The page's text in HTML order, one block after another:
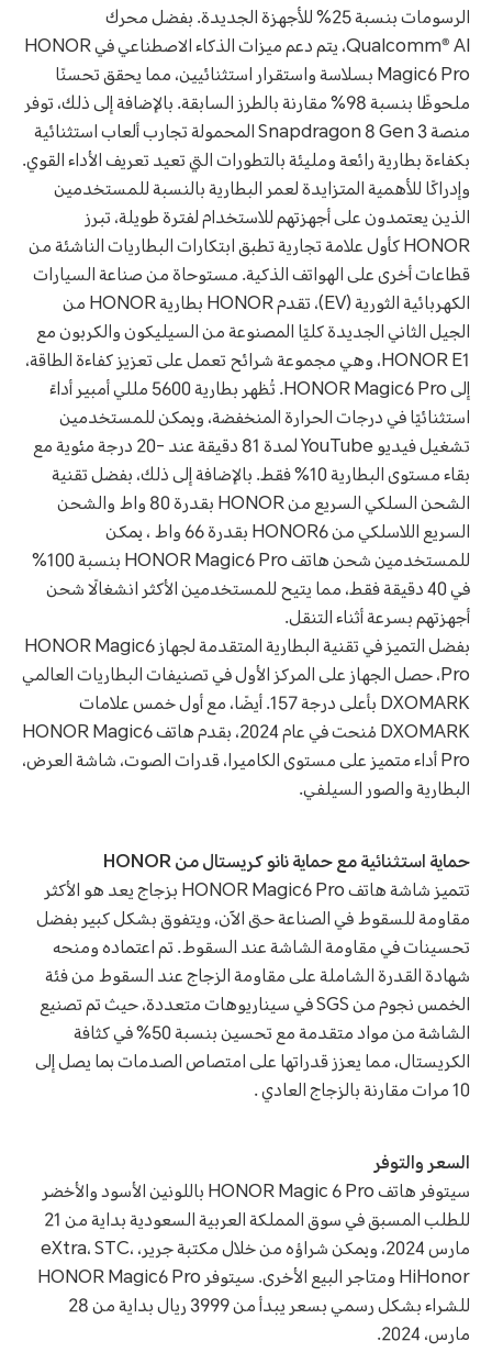
الرسومات بنسبة 25% للأجهزة الجديدة. بفضل محرك
Qualcomm® AI، يتم دعم ميزات الذكاء الاصطناعي في HONOR
Magic6 Pro بسلاسة واستقرار استثنائيين، مما يحقق تحسنًا
ملحوظًا بنسبة 98% مقارنة بالطرز السابقة. بالإضافة إلى ذلك، توفر
منصة Snapdragon 8 Gen 3 المحمولة تجارب ألعاب استثنائية
بكفاءة بطارية رائعة ومليئة بالتطورات التي تعيد تعريف الأداء القوي.
وإدراكًا للأهمية المتزايدة لعمر البطارية بالنسبة للمستخدمين
الذين يعتمدون على أجهزتهم للاستخدام لفترة طويلة، تبرز
HONOR كأول علامة تجارية تطبق ابتكارات البطاريات الناشئة من
قطاعات أخرى على الهواتف الذكية. مستوحاة من صناعة السيارات
الكهربائية الثورية (EV)، تقدم HONOR بطارية HONOR من
الجيل الثاني الجديدة كليًا المصنوعة من السيليكون والكربون مع
HONOR E1، وهي مجموعة شرائح تعمل على تعزيز كفاءة الطاقة،
إلى HONOR Magic6 Pro. تُظهر بطارية 5600 مللي أمبير أداءً
استثنائيًا في درجات الحرارة المنخفضة، ويمكن للمستخدمين
تشغيل فيديو YouTube لمدة 81 دقيقة عند -20 درجة مئوية مع
بقاء مستوى البطارية 10% فقط. بالإضافة إلى ذلك، بفضل تقنية
الشحن السلكي السريع من HONOR بقدرة 80 واط والشحن
السريع اللاسلكي من HONOR6 بقدرة 66 واط ، يمكن
للمستخدمين شحن هاتف HONOR Magic6 Pro بنسبة 100%
في 40 دقيقة فقط، مما يتيح للمستخدمين الأكثر انشغالًا شحن
أجهزتهم بسرعة أثناء التنقل.
بفضل التميز في تقنية البطارية المتقدمة لجهاز HONOR Magic6
Pro، حصل الجهاز على المركز الأول في تصنيفات البطاريات العالمي
DXOMARK بأعلى درجة 157. أيضًا، مع أول خمس علامات
DXOMARK مُنحت في عام 2024، بقدم هاتف HONOR Magic6
Pro أداء متميز على مستوى الكاميرا، قدرات الصوت، شاشة العرض،
البطارية والصور السيلفي.
حماية استثنائية مع حماية نانو كريستال من HONOR
تتميز شاشة هاتف HONOR Magic6 Pro بزجاج يعد هو الأكثر
مقاومة للسقوط في الصناعة حتى الآن، ويتفوق بشكل كبير بفضل
تحسينات في مقاومة الشاشة عند السقوط. تم اعتماده ومنحه
شهادة القدرة الشاملة على مقاومة الزجاج عند السقوط من فئة
الخمس نجوم من SGS في سيناريوهات متعددة، حيث تم تصنيع
الشاشة من مواد متقدمة مع تحسين بنسبة 50% في كثافة
الكريستال، مما يعزز قدراتها على امتصاص الصدمات بما يصل إلى
10 مرات مقارنة بالزجاج العادي .
السعر والتوفر
سيتوفر هاتف HONOR Magic 6 Pro باللونين الأسود والأخضر
للطلب المسبق في سوق المملكة العربية السعودية بداية من 21
مارس 2024، ويمكن شراؤه من خلال مكتبة جرير، eXtra، STC،
HiHonor ومتاجر البيع الأخرى. سيتوفر HONOR Magic6 Pro
للشراء بشكل رسمي بسعر يبدأ من 3999 ريال بداية من 28
مارس، 2024.